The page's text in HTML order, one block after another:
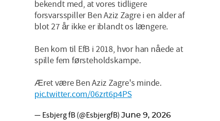
bekendt med, at vores tidligere
forsvarsspiller Ben Aziz Zagre i en alder af
blot 27 år ikke er iblandt os længere.
Ben kom til EfB i 2018, hvor han nåede at
spille fem førsteholdskampe.
Æret være Ben Aziz Zagre's minde.
pic.twitter.com/06zrt6p4PS
— Esbjerg fB (@EsbjergfB) June 9, 2026